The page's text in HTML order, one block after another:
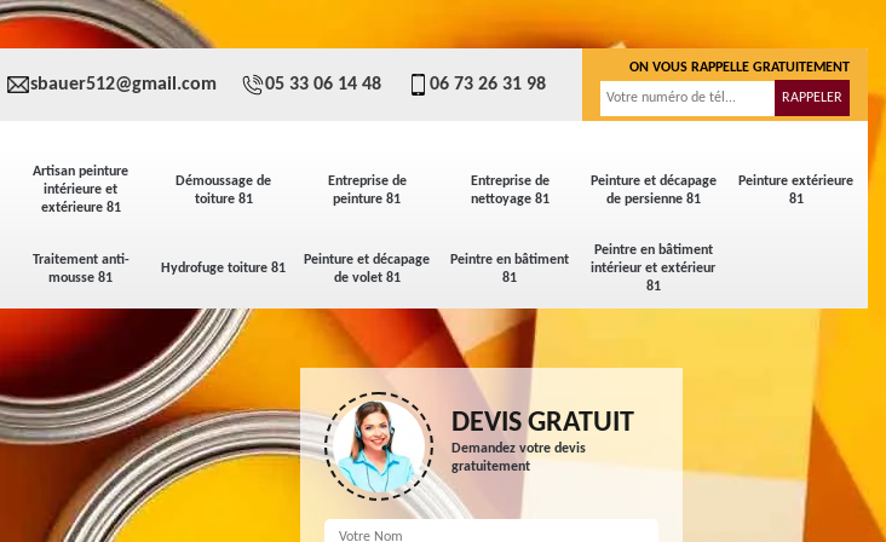
Artisan peinture
intérieure et
extérieure 81
Démoussage de
toiture 81
Entreprise de
peinture 81
Entreprise de
nettoyage 81
Peinture et décapage
de persienne 81
Peinture extérieure
81
Traitement anti-
mousse 81
Hydrofuge toiture 81
Peinture et décapage
de volet 81
Peintre en bâtiment
81
Peintre en bâtiment
intérieur et extérieur
81
sbauer512@gmail.com 05 33 06 14 48 06 73 26 31 98
ON VOUS RAPPELLE GRATUITEMENT
DEVIS GRATUIT
Demandez votre devis
gratuitement